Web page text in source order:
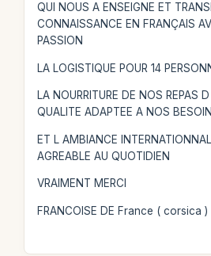
QUI NOUS A ENSEIGNE ET
CONNAISSANCE EN FRANÇAIS
PASSION
LA LOGISTIQUE POUR 14
LA NOURRITURE DE NOS REPAS
QUALITE ADAPTEE A NOS
ET L AMBIANCE
AGREABLE AU QUOTIDIEN
VRAIMENT MERCI
FRANCOISE DE France ( corsica )